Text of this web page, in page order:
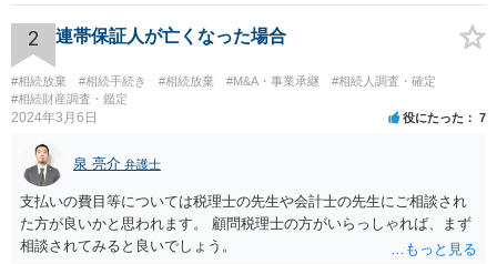
ります。 もし、主張したい事実や考慮してほしい事情に関連して
資料を持っているようであれば、主張書面とは別で提出できます。も
し、お姉さんに見られたくないような資料がある場合、「非開示の希
望に関する申出書」と共に提出することも考えられます。 ご質問：書
いた方が良い事と書かない方が良い事 回答： お姉さんが申立書の「申
立ての趣旨」のところに書いている遺産の分け方に対して意見があれ
ば、まずそれを書くとよいです。 次に「申立ての理由」のところに、
なぜ調停を申し立てたのか(例えば、あかささんと話合いが出来ない／
決裂した、など)や亡くなった方・あかささん・お姉さん間の事情やい
きさつなどが書かれていると思うので、あかささんから見てそれは違
うと感じるところは、どのように違うのか、など書くとよいです。 そ
の他、お姉さんの申立書には書かれていないけど、どのように遺産を
2 連帯保証人が亡くなった場合
#相続放棄 #相続手続き #相続放棄 #M&A・事業承継
#相続人調査・確定
#相続財産調査・鑑定
2024年3月6日 役にたった 7
泉 亮介 弁護士
支払いの費目等については税理士の先生や会計士の先生にご相談され
た方が良いかと思われます。 顧問税理士の方がいらっしゃれば、まず
相談されてみると良いでしょう。